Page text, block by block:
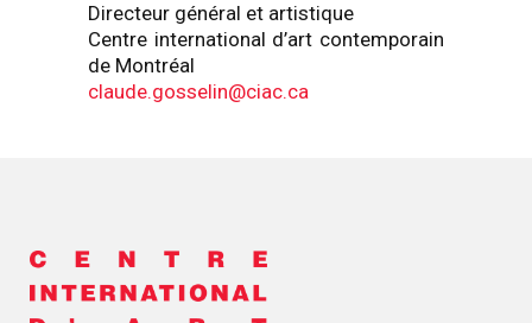
Directeur général et artistique
Centre international d’art contemporain
de Montréal
claude.gosselin@ciac.ca